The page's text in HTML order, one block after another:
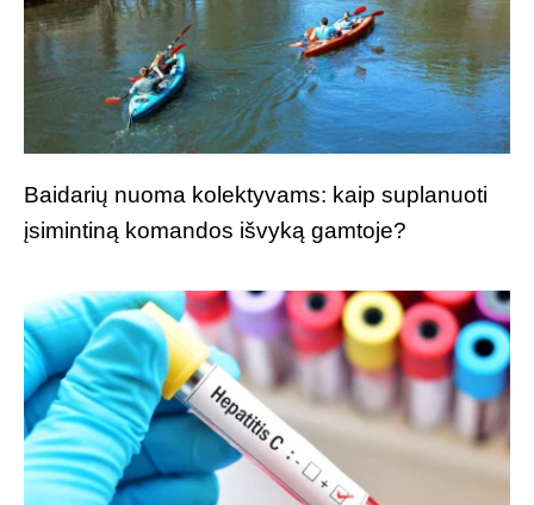
Baidarių nuoma kolektyvams: kaip suplanuoti
įsimintiną komandos išvyką gamtoje?